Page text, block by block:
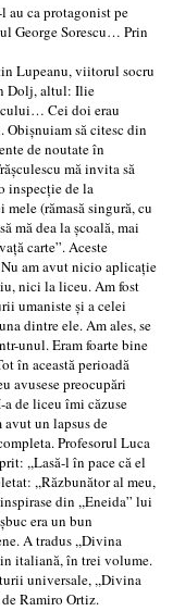
ca protagonist pe
George Sorescu… Prin
Lupeanu, viitorul socru
Dolj, altul: Ilie
Cei doi erau
să citesc din
de noutate în
mă invita să
inspecţie de la
(rămasă singură, cu
mă dea la şcoală, mai
carte”. Aceste
am avut nicio aplicaţie
nici la liceu. Am fost
umaniste şi a celei
dintre ele. Am ales, se
unul. Eram foarte bine
în această perioadă
avusese preocupări
de liceu îmi căzuse
avut un lapsus de
Profesorul Luca
,,Lasă-l în pace că el
,,Răzbunător al meu,
din ,,Eneida” lui
era un bun
A tradus ,,Divina
italiană, în trei volume.
universale, ,,Divina
Ramiro Ortiz.